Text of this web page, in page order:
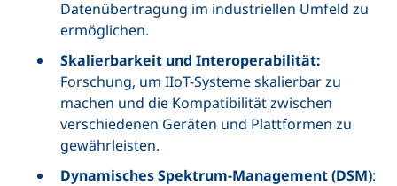
Datenübertragung im industriellen Umfeld zu
ermöglichen.
Skalierbarkeit und Interoperabilität:
Forschung, um IIoT-Systeme skalierbar zu
machen und die Kompatibilität zwischen
verschiedenen Geräten und Plattformen zu
gewährleisten.
Dynamisches Spektrum-Management (DSM):